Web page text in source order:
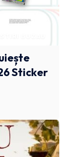
Sticker